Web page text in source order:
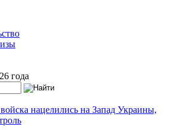
года
нацелились на Запад Украины,